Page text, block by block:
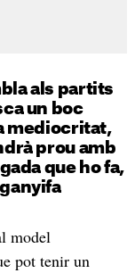
als partits
un boc
mediocritat,
prou amb
que ho fa,
model
pot tenir un